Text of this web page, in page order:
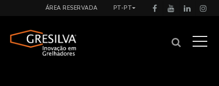
ÁREA RESERVADA PT-PT